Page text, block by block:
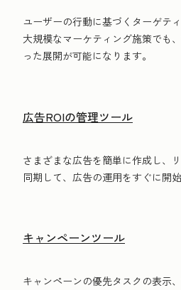
ユーザーの行動に基づくターゲテ
大規模なマーケティング施策でも
った展開が可能になります。
広告ROIの管理ツール
さまざまな広告を簡単に作成し、
同期して、広告の運用をすぐに開
キャンペーンツール
キャンペーンの優先タスクの表示